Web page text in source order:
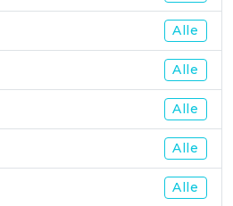
Alle
Alle
Alle
Alle
Alle